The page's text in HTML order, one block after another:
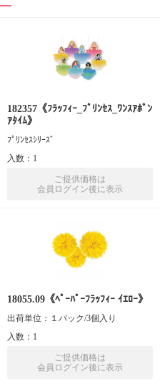
182357《ﾌﾗｯﾌｨｰ_ﾌﾟﾘﾝｾｽ_ﾜﾝｽｱﾎﾟﾝ
ｱﾀｲﾑ》
ﾌﾟﾘﾝｾｽｼﾘｰｽﾞ
入数：1
ご提供価格は
会員ログイン後に表示
18055.09《ﾍﾟｰﾊﾟｰﾌﾗｯﾌｨｰ ｲｴﾛｰ》
出荷単位：１パック/3個入り
入数：1
ご提供価格は
会員ログイン後に表示